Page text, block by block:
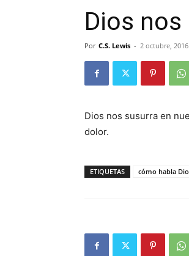
Dios nos
Por C.S. Lewis - 2 octubre, 2016
Dios nos susurra en
dolor.
ETIQUETAS cómo habla